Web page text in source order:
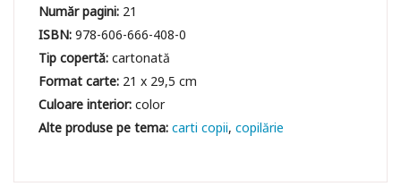
Număr pagini: 21
ISBN:978-606-666-408-0
Tip copertă:cartonată
Format carte: 21 x 29,5 cm
Culoare interior:color
carti copii copilărie